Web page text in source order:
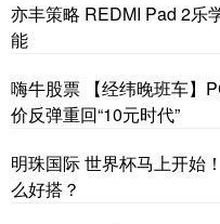
亦丰策略 REDMI Pad 2乐
能
嗨牛股票 【经纬晚班车】
价反弹重回“10元时代”
明珠国际 世界杯马上开始
么好搭？